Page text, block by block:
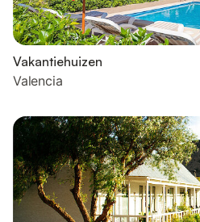
Vakantiehuizen
Valencia